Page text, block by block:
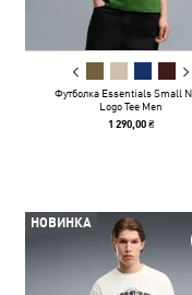
Футболка Essentials Small
Logo Tee Men
1 290,00 ₴
НОВИНКА